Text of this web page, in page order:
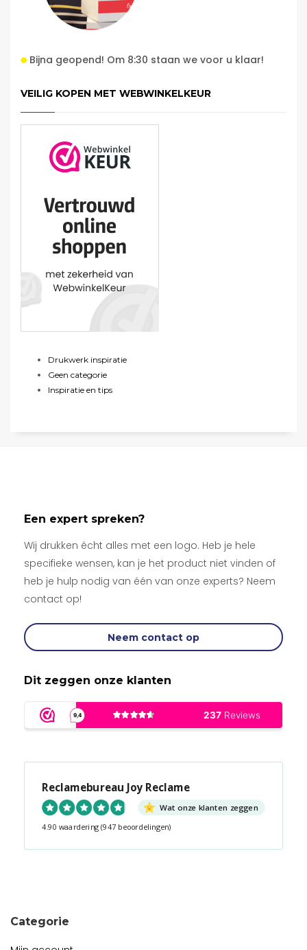
Bijna geopend! Om 8:30 staan we voor u klaar!
VEILIG KOPEN MET WEBWINKELKEUR
Drukwerk inspiratie
Geen categorie
Inspiratie en tips
Een expert spreken?
Wij drukken écht alles met een logo. Heb je hele
specifieke wensen, kan je het product niet vinden of
heb je hulp nodig van één van onze experts? Neem
contact op!
Neem contact op
Dit zeggen onze klanten
Reclamebureau Joy Reclame
Wat onze klanten zeggen
4.90 waardering (947 beoordelingen)
Categorie